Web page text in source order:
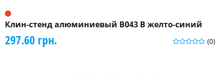
Клин-стенд алюминиевый B043 B желто-синий
(0)
297.60 грн.